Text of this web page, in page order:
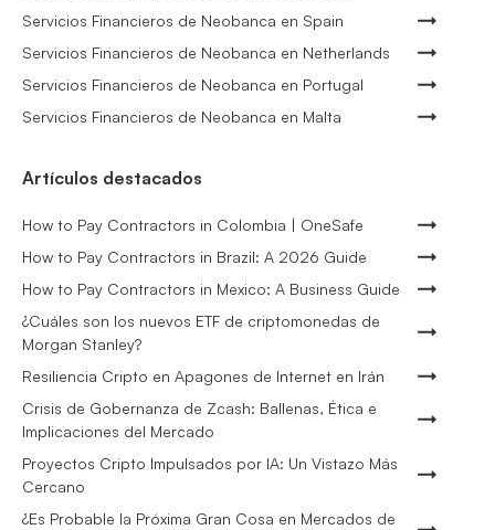
Servicios Financieros de Neobanca en Spain
Servicios Financieros de Neobanca en Netherlands
Servicios Financieros de Neobanca en Portugal
Servicios Financieros de Neobanca en Malta
Artículos destacados
How to Pay Contractors in Colombia | OneSafe
How to Pay Contractors in Brazil: A 2026 Guide
How to Pay Contractors in Mexico: A Business Guide
¿Cuáles son los nuevos ETF de criptomonedas de
Morgan Stanley?
Resiliencia Cripto en Apagones de Internet en Irán
Crisis de Gobernanza de Zcash: Ballenas, Ética e
Implicaciones del Mercado
Proyectos Cripto Impulsados por IA: Un Vistazo Más
Cercano
¿Es Probable la Próxima Gran Cosa en Mercados de